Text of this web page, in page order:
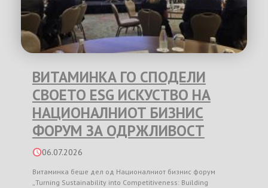
ВИТАМИНКА ГО СПОДЕЛИ
СВОЕТО ESG ИСКУСТВО НА
НАЦИОНАЛНИОТ БИЗНИС
ФОРУМ ЗА ОДРЖЛИВОСТ
06.07.2026
Витаминка беше дел од Националниот бизнис форум
„Turning Sustainability into Competitiveness: Building